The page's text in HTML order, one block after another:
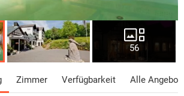
56
Zimmer Verfügbarkeit Alle